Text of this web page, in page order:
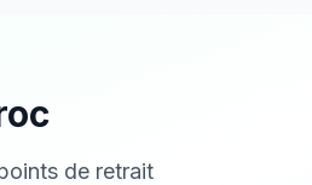
de retrait